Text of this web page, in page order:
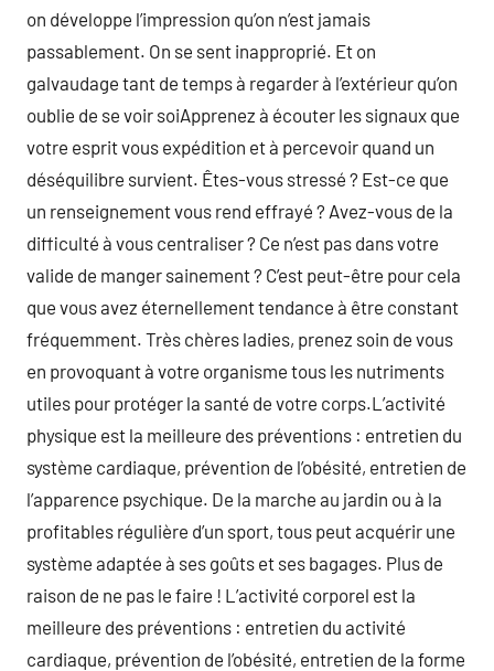
on développe l’impression qu’on n’est jamais
passablement. On se sent inapproprié. Et on
galvaudage tant de temps à regarder à l’extérieur qu’on
oublie de se voir soiApprenez à écouter les signaux que
votre esprit vous expédition et à percevoir quand un
déséquilibre survient. Êtes-vous stressé ? Est-ce que
un renseignement vous rend effrayé ? Avez-vous de la
difficulté à vous centraliser ? Ce n’est pas dans votre
valide de manger sainement ? C’est peut-être pour cela
que vous avez éternellement tendance à être constant
fréquemment. Très chères ladies, prenez soin de vous
en provoquant à votre organisme tous les nutriments
utiles pour protéger la santé de votre corps.L’activité
physique est la meilleure des préventions : entretien du
système cardiaque, prévention de l’obésité, entretien de
l’apparence psychique. De la marche au jardin ou à la
profitables régulière d’un sport, tous peut acquérir une
système adaptée à ses goûts et ses bagages. Plus de
raison de ne pas le faire ! L’activité corporel est la
meilleure des préventions : entretien du activité
cardiaque, prévention de l’obésité, entretien de la forme